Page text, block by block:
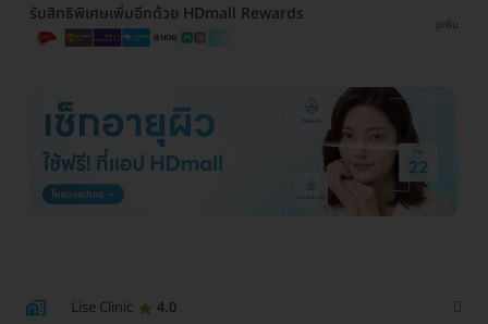
รับสิทธิพิเศษเพิ่มอีกด้วย HDmall Rewards
ดูเพิ่ม
Lise Clinic 4.0